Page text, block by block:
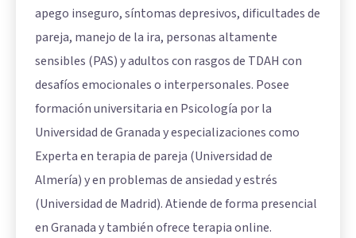
apego inseguro, síntomas depresivos, dificultades de
pareja, manejo de la ira, personas altamente
sensibles (PAS) y adultos con rasgos de TDAH con
desafíos emocionales o interpersonales. Posee
formación universitaria en Psicología por la
Universidad de Granada y especializaciones como
Experta en terapia de pareja (Universidad de
Almería) y en problemas de ansiedad y estrés
(Universidad de Madrid). Atiende de forma presencial
en Granada y también ofrece terapia online.